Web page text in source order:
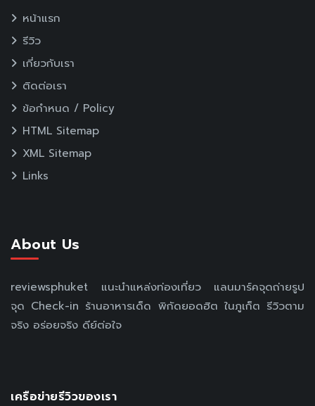
หน้าแรก
รีวิว
เกี่ยวกับเรา
ติดต่อเรา
ข้อกำหนด / Policy
HTML Sitemap
XML Sitemap
Links
About Us
reviewsphuket แนะนำแหล่งท่องเที่ยว แลนมาร์คจุดถ่ายรูป
จุด Check-in ร้านอาหารเด็ด พิกัดยอดฮิต ในภูเก็ต รีวิวตาม
จริง อร่อยจริง ดีย์ต่อใจ
เครือข่ายรีวิวของเรา